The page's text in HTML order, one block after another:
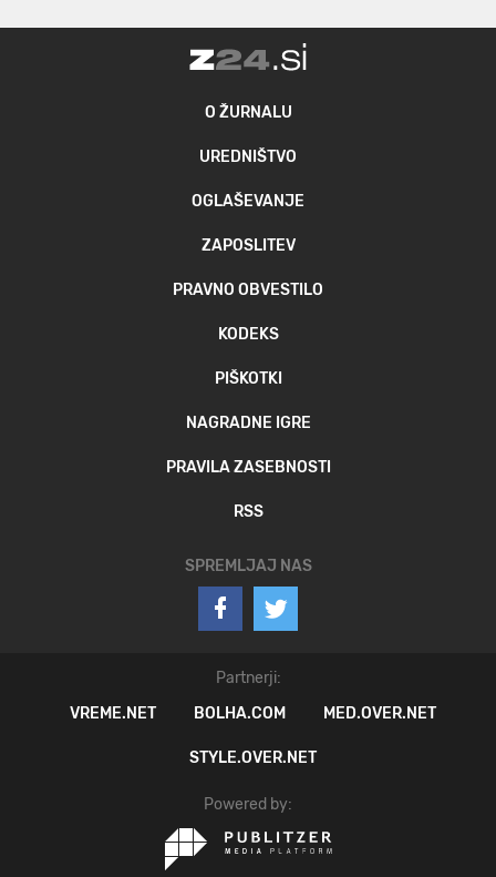
O ŽURNALU
UREDNIŠTVO
OGLAŠEVANJE
ZAPOSLITEV
PRAVNO OBVESTILO
KODEKS
PIŠKOTKI
NAGRADNE IGRE
PRAVILA ZASEBNOSTI
RSS
SPREMLJAJ NAS
Partnerji:
VREME.NET
BOLHA.COM MED.OVER.NET
STYLE.OVER.NET
Powered by: